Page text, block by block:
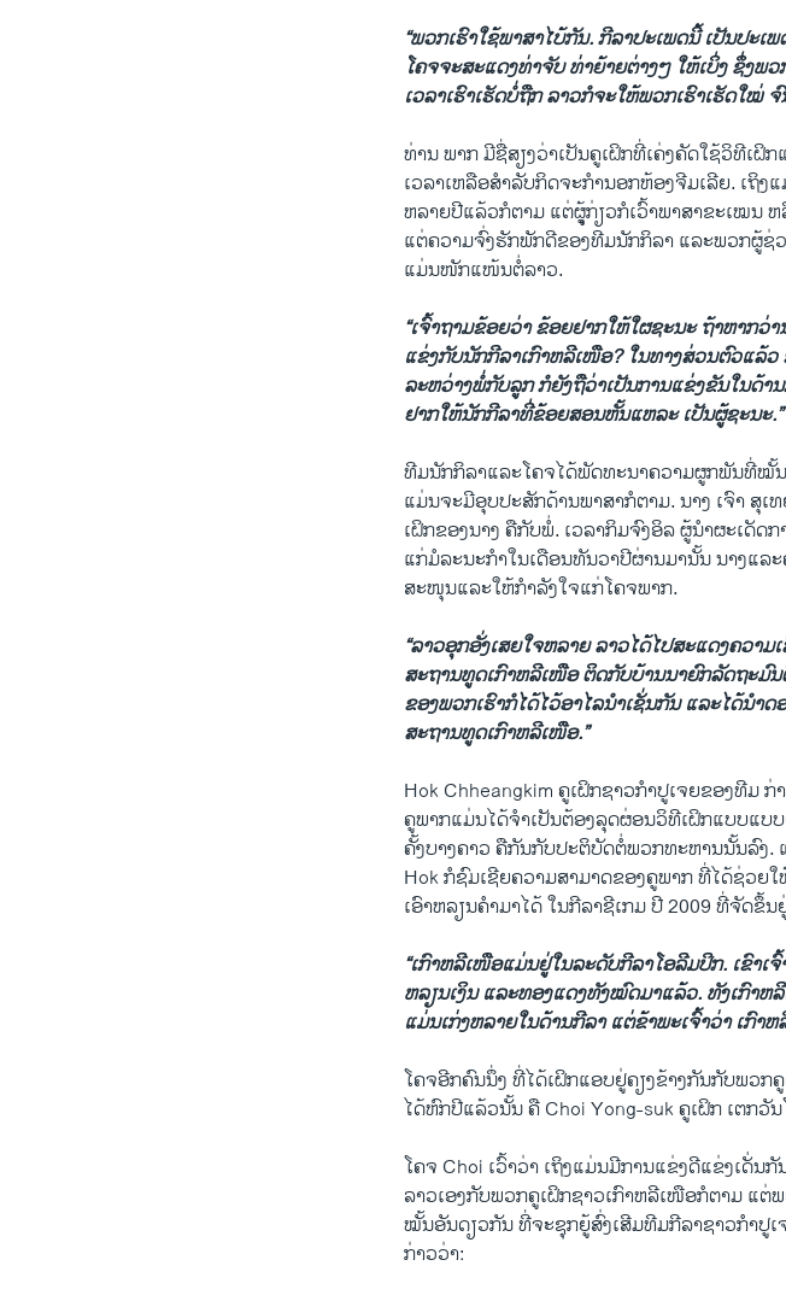
“ພວກ​ເຮົາ​ໃຊ້​ພາສາ​ໄບ້ກັນ. ກີລາ​ປະ​ເພດ​ນີ້​ ​ເປັນ​ປະ​ເ
ໂຄ​ຈຈະ​ສະ​ແດງທ່າ​ຈັບ ທ່າ​ຍ້າຍ​ຕ່າງໆ ​ໃຫ້​ເບິ່ງ ຊຶ່ງພ
ເວລາ​ເຮົາ​ເຮັດ​ບໍ່​ຖືກ ລາວ​ກໍ​ຈະໃຫ້​ພວກ​ເຮົາ​ເຮັດ​ໃໝ່​
ທ່ານ ພາກ ມີ​ຊື່​ສຽງ​ວ່າ​ເປັນ​ຄູ​ເຝິກ​ທີ່ເຄ່ງ​ຄັດໃຊ້​ວິທີເຝິ
ເວລາ​ເຫລືອ​ສໍາລັບ​ກິດຈະ​ກໍາ​ນອກ​ຫ້ອງ​ຈີມ​ເລີ​ຍ. ​ເຖິງ​
ຫລາຍ​ປີ​ແລ້ວ​ກໍ​ຕາມ ​ແຕ່ຜູຸ້ກ່ຽວ​ກໍ​ເວົ້າພາສາ​ຂະ​ເໝນ
ແຕ່​ຄວາມ​ຈົ່ງ​ຮັກ​ພັກດີ​ຂອງ​ທີ​ມນັກ​ກິລາ ແລະ​ພວກຜູ້​ຊ່
​ແມ່ນໜັກ​ແໜ້ນ​ຕໍ່​ລາວ​.
“ເຈົ້າຖາມ​ຂ້ອຍ​ວ່າ ​ຂ້ອຍ​ຢາກ​ໃຫ້ໃຜ​ຊະນະ ຖ້າ​ຫາກ​ວ່
ແຂ່ງ​ກັບ​ນັກກີລາ​ເກົາຫລີ​ເໜືອ? ໃນທາງ​ສ່ວນ​ຕົວ​ແລ້
ລະຫວ່າງ​ພໍ່​ກັບ​ລູກ ກໍ​ຍັງ​ຖື​ວ່າ​ເປັນ​ການ​ແຂ່ງຂັນ​ໃນ​ດ້າ
ຢາກ​ໃຫ້​ນັກກີລາທີ່​ຂ້ອຍ​ສອນ​ຫັ້ນ​ແຫລະ ​ເປັນ​ຜູ້ຊະນະ.”
ທີ​ມນັກ​ກິລາ​ແລະໂຄຈໄດ້ພັດທະນາຄວາມ​ຜູກ​ພັນ​ທີ່​ໝັ້ນ​
ແມ່ນ​ຈະ​ມີ​ອຸບປະສັກ​ດ້ານ​ພາສາກໍ​ຕາມ​. ນາງ ​ເຈົາ ​ສຸເ
ເຝິກ​ຂອງ​ນາງ​ ຄື​ກັບພໍ່. ​ເວລາ​ກິມຈົງ​ອິລ ຜູ້​ນໍາ​ຜະ​ເດັດ​
ແກ່​ມໍລະນະ​ກໍາ​ໃນເດືອນ​ທັນວາ​ປີຜ່ານມາ​ນັ້ນ ນາງ​ແ
ສະໜຸນແລະໃຫ້ກໍາລັງ​ໃຈ​ແກ່​ໂຄຈພາກ.
“ລາວ​ອຸກ​ອັ່ງ​ເສຍໃຈ​ຫລາຍ ລາວ​ໄດ້​ໄປສະ​ແດງ​ຄວາມ​
ສະຖານທູດ​ເກົາຫລີ​ເໜືອ ຕິດ​ກັບ​ບ້ານ​ນາຍົກລັດຖະມົ
ຂອງພວກ​ເຮົາ​ກໍ​ໄດ້​ໄວ້​ອາ​ໄລ​ນໍາ​ເຊັ່ນ​ກັນ ແລະ​ໄດ້​ນໍາ​ດ
​ສະຖານທູດ​ເກົາຫລີ​ເໜືອ.”
Hok Chheangkim ຄູ​ເຝິກ​ຊາວ​ກໍາປູ​ເຈ​ຍ​ຂອງ​ທີ​ມ ກ່
ຄູພາກແມ່ນ​ໄດ້​ຈໍາ​ເປັນ​ຕ້ອງ​ລຸດຜ່ອນວິທີ​ເຝິກ​ແບບແບ
ຄັ້ງ​ບາງ​ຄາວ​ ຄືກັນ​ກັບປະຕິບັດ​ຕໍ່​ພວກທະຫານນັ້ນ​ລົງ.
Hok ກໍ​ຊົມ​ເຊີຍຄວາມ​ສາມາດຂອງຄູ​ພາກ ທີ່​ໄດ້ຊ່ວຍ​ໃ
ເອົາຫລຽນ​ຄໍາ​ມາໄດ້ ໃນ​ກີລາ​ຊີ​ເກ​ມ ປີ 2009​ ທີ່​ຈັດ​ຂຶ້
​“ເກົາ​ຫລີ​ເໜືອ​ແມ່ນ​ຢູ່​ໃນ​ລະ​ດັບ​ກີລາ​ໂອ​ລີ​ມປິກ. ​ເຂົາ​ເ
ຫລຽນ​ເງິນ ​ແລະ​ທອງ​ແດງ​ທັງ​ໝົດ​ມາ​ແລ້ວ. ທັງ​ເກົາຫ
ແມ່ນ​ເກ່ງ​ຫລາຍ​ໃນ​ດ້ານ​ກີລາ ​ແຕ່​ຂ້າພະ​ເຈົ້າວ່າ​ ເກົາ
ໂຄຈອີກ​ຄົນ​ນຶ່ງ​ ທີ່​ໄດ້ເຝິກ​ແອບ​ຢູ່​ຄຽງ​ຂ້າງ​ກັນ​ກັບ​ພວກ​
ໄດ້​ຫົກ​ປີ​ແລ້ວ​ນັ້ນ ຄື Choi Yong-suk ຄູ​ເຝິກ ​ເຕກວັ
ໂຄຈ Choi ​ເວົ້າວ່າ ​ເຖິງ​ແມ່ນ​ມີ​ການ​ແຂ່ງ​ດີ​ແຂ່ງ​ເດັ່ນ​
ລາວ​ເອງ​ກັບພວກ​ຄູ​ເຝິກຊາວ​ເກົາຫລີ​ເໜືອກໍ​ຕາມ ​ແຕ່​
ໝັ້ນອັນ​ດຽວ​ກັນ ​ທີ່​ຈະ​ຊຸກຍູ້​ສົ່ງ​ເສີມ​ທີ​ມກີລາ​ຊາວ​ກໍາປູ​ເ
​ກ່າວ​ວ່າ: